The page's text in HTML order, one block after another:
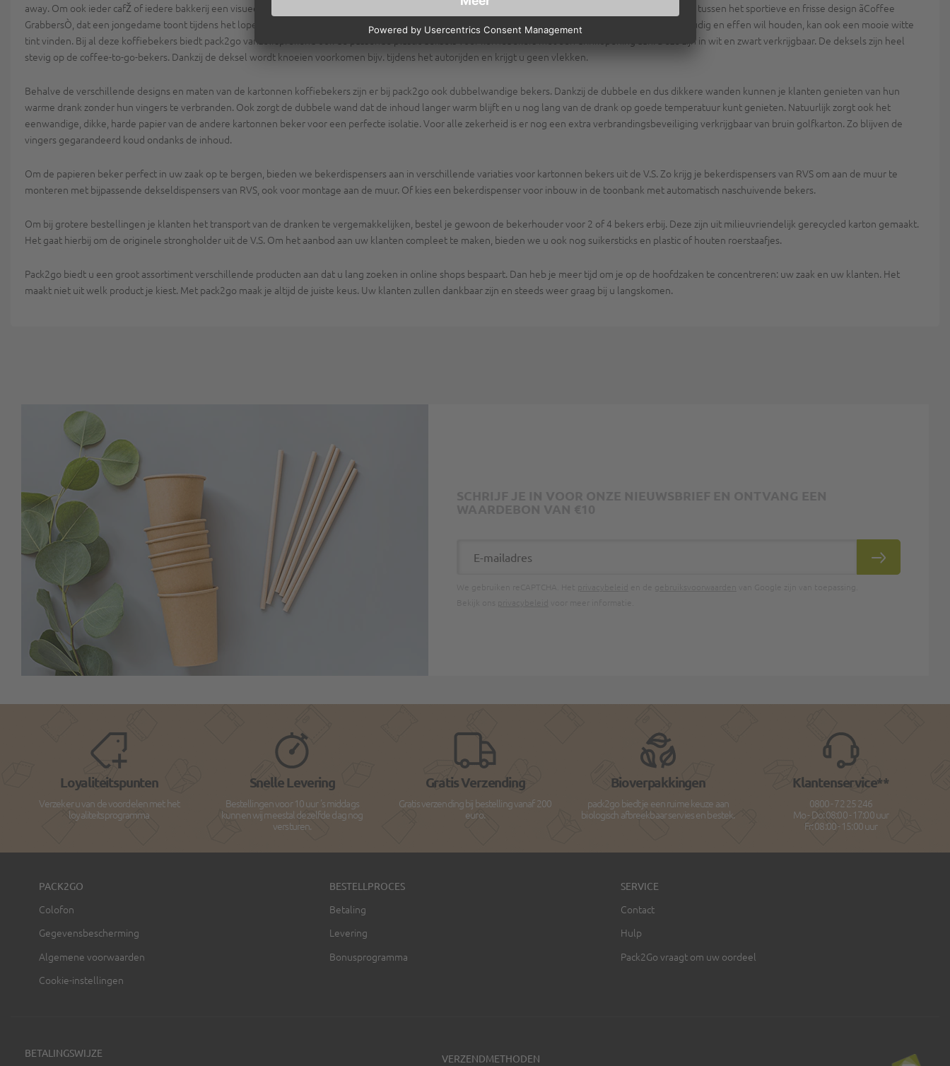
away. Om ook ieder cafŽ of iedere bakkerij een visueel highlight te geven, biedt pack2go verschillende designs van kartonnen koffiebekers. Je kunt kiezen tussen het sportieve en frisse design ãCoffee
GrabbersÒ, dat een jongedame toont tijdens het lopen, of het ãCoffee BeansÒ-design met een leuk koffiebonenmotief. Wie zijn coffee cups liever eenvoudig en effen wil houden, kan ook een mooie witte
tint vinden. Bij al deze koffiebekers biedt pack2go vanzelfsprekend ook de passende plastic deksels voor koffiebekers met een drinkopening aan. Deze zijn in wit en zwart verkrijgbaar. De deksels zijn heel
stevig op de coffee-to-go-bekers. Dankzij de deksel wordt knoeien voorkomen bijv. tijdens het autorijden en krijgt u geen vlekken.
Behalve de verschillende designs en maten van de kartonnen koffiebekers zijn er bij pack2go ook dubbelwandige bekers. Dankzij de dubbele en dus dikkere wanden kunnen je klanten genieten van hun
warme drank zonder hun vingers te verbranden. Ook zorgt de dubbele wand dat de inhoud langer warm blijft en u nog lang van de drank op goede temperatuur kunt genieten. Natuurlijk zorgt ook het
eenwandige, dikke, harde papier van de andere kartonnen beker voor een perfecte isolatie. Voor alle zekerheid is er nog een extra verbrandingsbeveiliging verkrijgbaar van bruin golfkarton. Zo blijven de
vingers gegarandeerd koud ondanks de inhoud.
Om de papieren beker perfect in uw zaak op te bergen, bieden we bekerdispensers aan in verschillende variaties voor kartonnen bekers uit de V.S. Zo krijg je bekerdispensers van RVS om aan de muur te
monteren met bijpassende dekseldispensers van RVS, ook voor montage aan de muur. Of kies een bekerdispenser voor inbouw in de toonbank met automatisch naschuivende bekers.
Om bij grotere bestellingen je klanten het transport van de dranken te vergemakkelijken, bestel je gewoon de bekerhouder voor 2 of 4 bekers erbij. Deze zijn uit milieuvriendelijk gerecycled karton gemaakt.
Het gaat hierbij om de originele strongholder uit de V.S. Om het aanbod aan uw klanten compleet te maken, bieden we u ook nog suikersticks en plastic of houten roerstaafjes.
Pack2go biedt u een groot assortiment verschillende producten aan dat u lang zoeken in online shops bespaart. Dan heb je meer tijd om je op de hoofdzaken te concentreren: uw zaak en uw klanten. Het
maakt niet uit welk product je kiest. Met pack2go maak je altijd de juiste keus. Uw klanten zullen dankbaar zijn en steeds weer graag bij u langskomen.
INSCHRIJVEN
Loyaliteitspunten
Verzeker u van de voordelen met het
loyaliteitsprogramma
Snelle Levering
Bestellingen voor 10 uur 's middags
kunnen wij meestal dezelfde dag nog
versturen.
Gratis Verzending
Gratis verzending bij bestelling vanaf 200
euro.
Bioverpakkingen
pack2go biedt je een ruime keuze aan
biologisch afbreekbaar servies en bestek.
Klantenservice**
0800 - 72 25 246
Mo - Do: 08:00 - 17:00 uur
Fr: 08:00 - 15:00 uur
PACK2GO
Colofon
Gegevensbescherming
Algemene voorwaarden
Cookie-instellingen
BESTELLPROCES
Betaling
Levering
Bonusprogramma
SERVICE
Contact
Hulp
Pack2Go vraagt om uw oordeel
BETALINGSWIJZE VERZENDMETHODEN